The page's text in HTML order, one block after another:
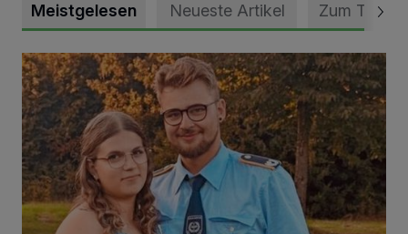
Meistgelesen Neueste Artikel Zum Thema
Mit Herzblut die Gemeinschaft leben